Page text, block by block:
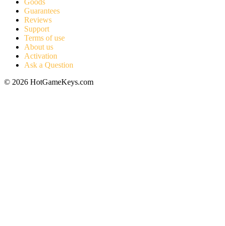
Guarantees
Reviews
Support
Terms of use
About us
Activation
Ask a Question
© 2026 HotGameKeys.com